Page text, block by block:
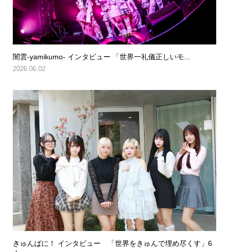
闇雲-yamikumo- インタビュー 「世界一礼儀正しいモ...
2026.06.02
きゅんぱに！ インタビュー 「世界をきゅんで埋め尽くす」6